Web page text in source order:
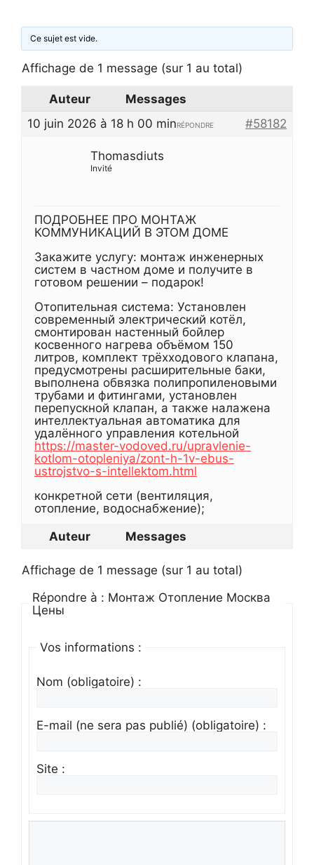
Ce sujet est vide.
Affichage de 1 message (sur 1 au total)
Auteur
Messages
10 juin 2026 à 18 h 00 min
#58182
RÉPONDRE
Thomasdiuts
Invité
ПОДРОБНЕЕ ПРО МОНТАЖ
КОММУНИКАЦИЙ В ЭТОМ ДОМЕ
Закажите услугу: монтаж инженерных
систем в частном доме и получите в
готовом решении – подарок!
Отопительная система: Установлен
современный электрический котёл,
смонтирован настенный бойлер
косвенного нагрева объёмом 150
литров, комплект трёхходового клапана,
предусмотрены расширительные баки,
выполнена обвязка полипропиленовыми
трубами и фитингами, установлен
перепускной клапан, а также налажена
интеллектуальная автоматика для
удалённого управления котельной
https://master-vodoved.ru/upravlenie-
kotlom-otopleniya/zont-h-1v-ebus-
ustrojstvo-s-intellektom.html
конкретной сети (вентиляция,
отопление, водоснабжение);
Auteur
Messages
Affichage de 1 message (sur 1 au total)
Répondre à : Монтаж Отопление Москва
Цены
Vos informations :
Nom (obligatoire) :
E-mail (ne sera pas publié) (obligatoire) :
Site :